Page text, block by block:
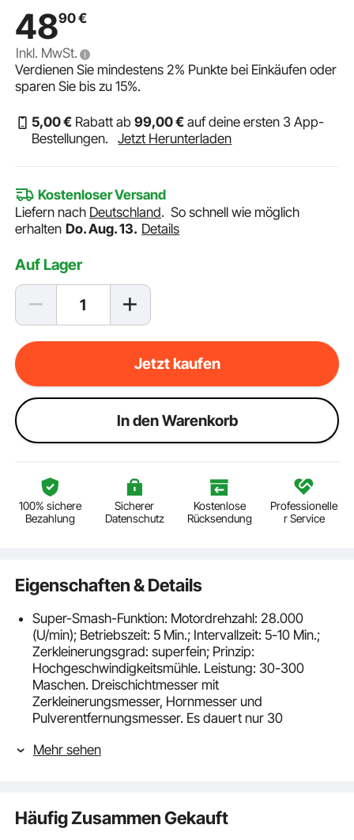
355 mm
4890€
Inkl. MwSt.
Verdienen Sie mindestens2% Punkte bei Einkäufen oder
sparen Sie bis zu15%.
5,00€ Rabatt ab99,00€ auf deine ersten 3 App-
Bestellungen.
Jetzt Herunterladen
Kostenloser Versand
Liefern nach Deutschland.So schnell wie möglich
erhalten Do. Aug. 13. Details
Auf Lager
Jetzt kaufen
ln den Warenkorb
100% sichere
Bezahlung
Sicherer
Datenschutz
Kostenlose
Rücksendung
Professionelle
r Service
Eigenschaften & Details
Super-Smash-Funktion: Motordrehzahl: 28.000
(U/min); Betriebszeit: 5 Min.; Intervallzeit: 5-10 Min.;
Zerkleinerungsgrad: superfein; Prinzip:
Hochgeschwindigkeitsmühle. Leistung: 30-300
Maschen. Dreischichtmesser mit
Zerkleinerungsmesser, Hornmesser und
Pulverentfernungsmesser. Es dauert nur 30
Lebensmitteln zu feinem Pulver zu mahlen.
aus. Die Schnallenkonstruktion ist gut abgedichtet
Mehr sehen
Häufig Zusammen Gekauft